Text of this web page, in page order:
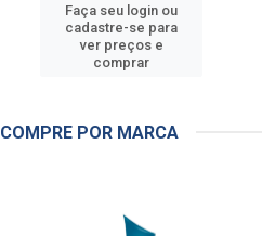
Faça seu login ou
cadastre-se para
ver preços e
comprar
COMPRE POR MARCA